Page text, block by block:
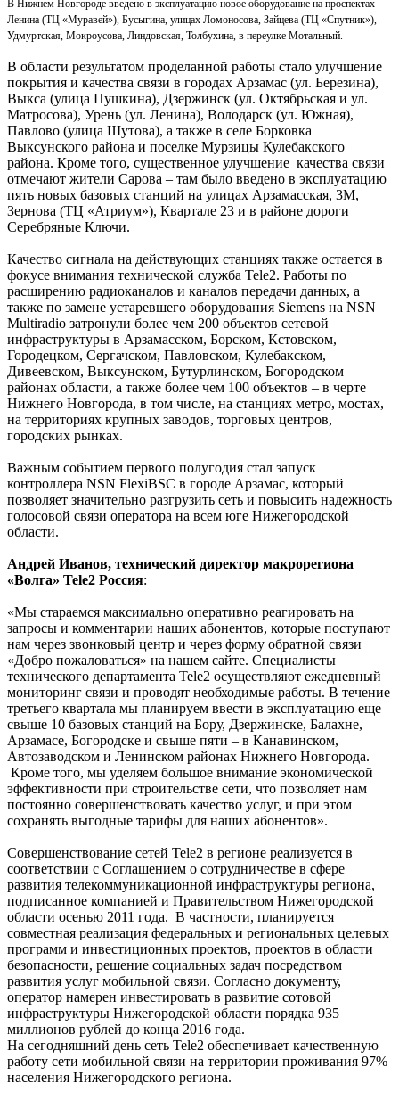
В Нижнем Новгороде введено в эксплуатацию новое оборудование на проспектах
Ленина (ТЦ «Муравей»), Бусыгина, улицах Ломоносова, Зайцева (ТЦ «Спутник»),
Удмуртская, Мокроусова, Линдовская, Толбухина, в переулке Мотальный.
В области результатом проделанной работы стало улучшение
покрытия и качества связи в городах Арзамас (ул. Березина),
Выкса (улица Пушкина), Дзержинск (ул. Октябрьская и ул.
Матросова), Урень (ул. Ленина), Володарск (ул. Южная),
Павлово (улица Шутова), а также в селе Борковка
Выксунского района и поселке Мурзицы Кулебакского
района. Кроме того, существенное улучшение качества связи
отмечают жители Сарова – там было введено в эксплуатацию
пять новых базовых станций на улицах Арзамасская, 3М,
Зернова (ТЦ «Атриум»), Квартале 23 и в районе дороги
Серебряные Ключи.
Качество сигнала на действующих станциях также остается в
фокусе внимания технической служба Tele2. Работы по
расширению радиоканалов и каналов передачи данных, а
также по замене устаревшего оборудования Siemens на NSN
Multiradio затронули более чем 200 объектов сетевой
инфраструктуры в Арзамасском, Борском, Кстовском,
Городецком, Сергачском, Павловском, Кулебакском,
Дивеевском, Выксунском, Бутурлинском, Богородском
районах области, а также более чем 100 объектов – в черте
Нижнего Новгорода, в том числе, на станциях метро, мостах,
на территориях крупных заводов, торговых центров,
городских рынках.
Важным событием первого полугодия стал запуск
контроллера NSN FlexiBSC в городе Арзамас, который
позволяет значительно разгрузить сеть и повысить надежность
голосовой связи оператора на всем юге Нижегородской
области.
Андрей Иванов, технический директор макрорегиона
«Волга» Tele2 Россия:
«Мы стараемся максимально оперативно реагировать на
запросы и комментарии наших абонентов, которые поступают
нам через звонковый центр и через форму обратной связи
«Добро пожаловаться» на нашем сайте. Специалисты
технического департамента Tele2 осуществляют ежедневный
мониторинг связи и проводят необходимые работы. В течение
третьего квартала мы планируем ввести в эксплуатацию еще
свыше 10 базовых станций на Бору, Дзержинске, Балахне,
Арзамасе, Богородске и свыше пяти – в Канавинском,
Автозаводском и Ленинском районах Нижнего Новгорода.
Кроме того, мы уделяем большое внимание экономической
эффективности при строительстве сети, что позволяет нам
постоянно совершенствовать качество услуг, и при этом
сохранять выгодные тарифы для наших абонентов».
Совершенствование сетей Tele2 в регионе реализуется в
соответствии с Соглашением о сотрудничестве в сфере
развития телекоммуникационной инфраструктуры региона,
подписанное компанией и Правительством Нижегородской
области осенью 2011 года. В частности, планируется
совместная реализация федеральных и региональных целевых
программ и инвестиционных проектов, проектов в области
безопасности, решение социальных задач посредством
развития услуг мобильной связи. Согласно документу,
оператор намерен инвестировать в развитие сотовой
инфраструктуры Нижегородской области порядка 935
миллионов рублей до конца 2016 года.
На сегодняшний день сеть Tele2 обеспечивает качественную
работу сети мобильной связи на территории проживания 97%
населения Нижегородского региона.